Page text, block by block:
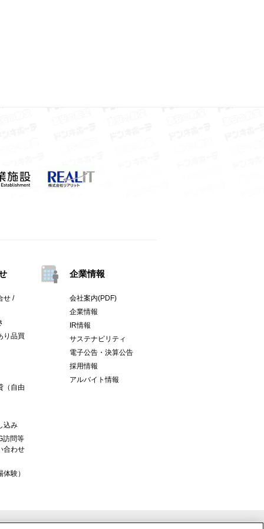
せ /
り品買
（自由
込み
訪問等
合わせ
験）
企業情報
会社案内(PDF)
企業情報
IR情報
サステナビリティ
電子公告・決算公告
採用情報
アルバイト情報